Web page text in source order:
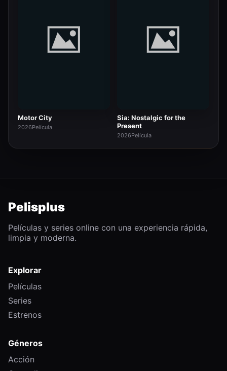
Motor City
2026Película
Sia: Nostalgic for the
Present
2026Película
Pelisplus
Películas y series online con una experiencia rápida,
limpia y moderna.
Explorar
Películas
Series
Estrenos
Géneros
Acción